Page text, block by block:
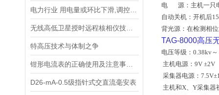
特高压技术与体制之争
D26-mA-0.5级指针式交直流毫安表
电
源：主机一只
自动关机：开机后15
背光源：在检测相
TAG-8000高压
电压等级： 0.38kv～
主机电源： 9V ±2V
采集器电源：
主机和X、 Y采集器